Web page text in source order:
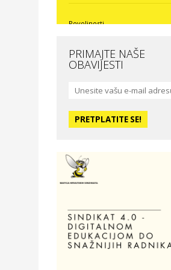
Povoljnosti
Moda i ljepota
studio – Osijek
Zdravlje i osiguranje
Odmor
Villa Baranja – popust na
smještaj
PRIMAJTE NAŠE
OBAVIJESTI